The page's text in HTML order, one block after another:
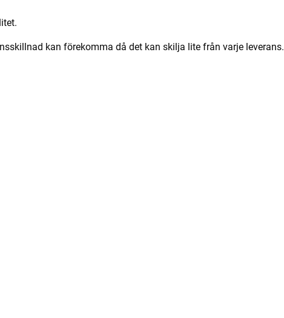
kan förekomma då det kan skilja lite från varje leverans.